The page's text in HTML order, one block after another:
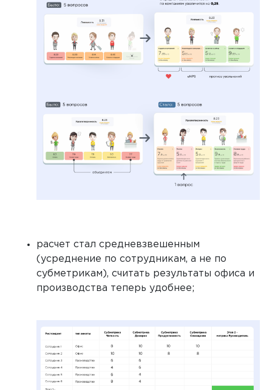
расчет стал средневзвешенным
(усреднение по сотрудникам, а не по
субметрикам), считать результаты офиса и
производства теперь удобнее;